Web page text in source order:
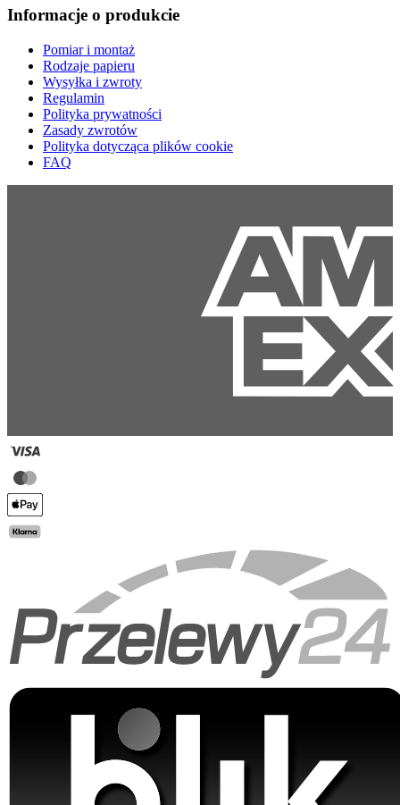
Informacje o produkcie
Pomiar i montaż
Rodzaje papieru
Wysyłka i zwroty
Regulamin
Polityka prywatności
Zasady zwrotów
Polityka dotycząca plików cookie
FAQ